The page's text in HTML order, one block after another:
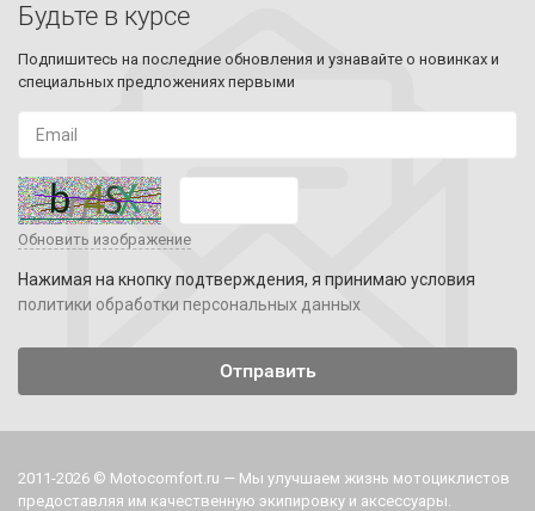
Будьте в курсе
Подпишитесь на последние обновления и узнавайте о новинках и
специальных предложениях первыми
Обновить изображение
Нажимая на кнопку подтверждения, я принимаю условия
политики обработки персональных данных
2011-2026 © Motocomfort.ru — Мы улучшаем жизнь мотоциклистов
предоставляя им качественную экипировку и аксессуары.